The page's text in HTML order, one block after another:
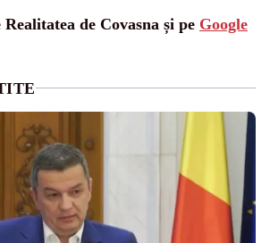
de Covasna și pe Google